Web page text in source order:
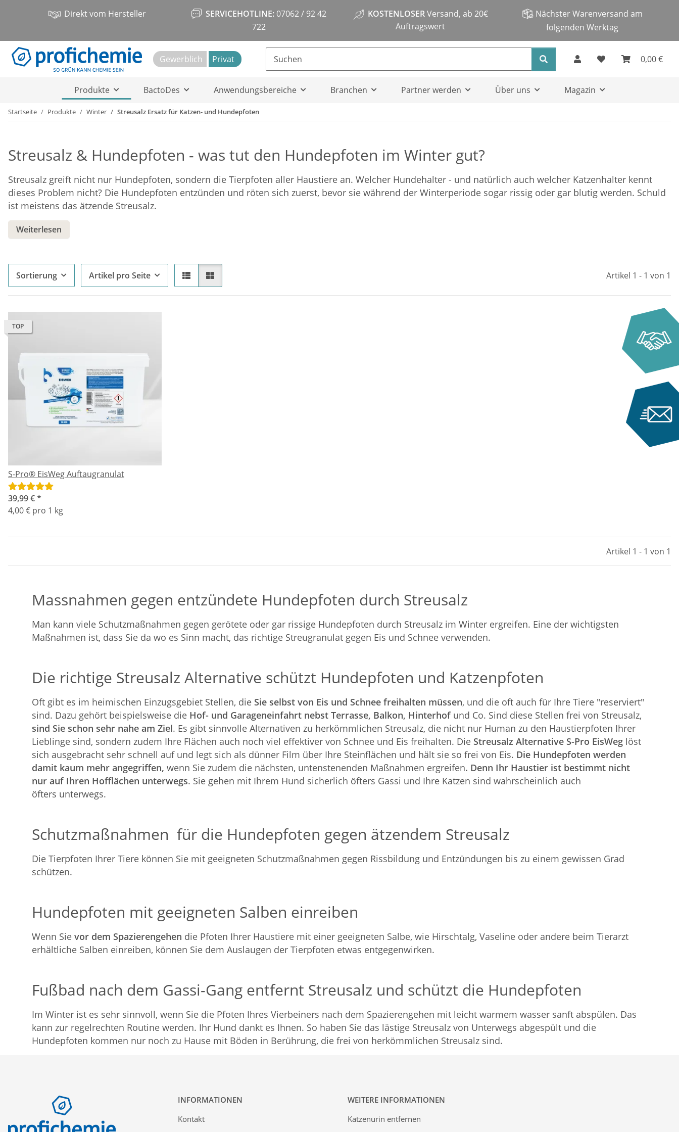
Direkt vom Hersteller SERVICEHOTLINE:07062 / 92 42
722
KOSTENLOSERVersand, ab 20€
Auftragswert
Nächster Warenversand am
folgenden Werktag
Gewerblich Privat 0,00 €
Produkte BactoDes Anwendungsbereiche Branchen Partner werden Über uns Magazin
Startseite Produkte Winter Streusalz Ersatz für Katzen- und Hundepfoten
Streusalz & Hundepfoten - was tut den Hundepfoten im Winter gut?
Streusalz greift nicht nur Hundepfoten, sondern die Tierpfoten aller Haustiere an. Welcher Hundehalter - und natürlich auch welcher Katzenhalter kennt
dieses Problem nicht? Die Hundepfoten entzünden und röten sich zuerst, bevor sie während der Winterperiode sogar rissig oder gar blutig werden. Schuld
ist meistens das ätzende Streusalz.
Weiterlesen
Sortierung Artikel pro Seite Artikel 1 - 1 von 1
TOP
S-Pro® EisWeg Auftaugranulat
39,99 €*
4,00 € pro 1 kg
Artikel 1 - 1 von 1
Massnahmen gegen entzündete Hundepfoten durch Streusalz
Man kann viele Schutzmaßnahmen gegen gerötete oder gar rissige Hundepfoten durch Streusalz im Winter ergreifen. Eine der wichtigsten
Maßnahmen ist, dass Sie da wo es Sinn macht, das richtige Streugranulat gegen Eis und Schnee verwenden.
Die richtige Streusalz Alternative schützt Hundepfoten und Katzenpfoten
Oft gibt es im heimischen Einzugsgebiet Stellen, die Sie selbst von Eis und Schnee freihalten müssen, und die oft auch für Ihre Tiere "reserviert"
sind. Dazu gehört beispielsweise die Hof- und Garageneinfahrt nebst Terrasse, Balkon, Hinterhofund Co. Sind diese Stellen frei von Streusalz,
sind Sie schon sehr nahe am Ziel. Es gibt sinnvolle Alternativen zu herkömmlichen Streusalz, die nicht nur Human zu den Haustierpfoten Ihrer
Lieblinge sind, sondern zudem Ihre Flächen auch noch viel effektiver von Schnee und Eis freihalten. Die Streusalz Alternative S-Pro EisWeg löst
sich ausgebracht sehr schnell auf und legt sich als dünner Film über Ihre Steinflächen und hält sie so frei von Eis. Die Hundepfoten werden
damit kaum mehr angegriffen, wenn Sie zudem die nächsten, untenstenenden Maßnahmen ergreifen. Denn Ihr Haustier ist bestimmt nicht
nur auf Ihren Hofflächen unterwegs. Sie gehen mit Ihrem Hund sicherlich öfters Gassi und Ihre Katzen sind wahrscheinlich auch
öfters unterwegs.
Schutzmaßnahmen für die Hundepfoten gegen ätzendem Streusalz
Die Tierpfoten Ihrer Tiere können Sie mit geeigneten Schutzmaßnahmen gegen Rissbildung und Entzündungen bis zu einem gewissen Grad
schützen.
Hundepfoten mit geeigneten Salben einreiben
Wenn Sie vor dem Spazierengehen die Pfoten Ihrer Haustiere mit einer geeigneten Salbe, wie Hirschtalg, Vaseline oder andere beim Tierarzt
erhältliche Salben einreiben, können Sie dem Auslaugen der Tierpfoten etwas entgegenwirken.
Fußbad nach dem Gassi-Gang entfernt Streusalz und schützt die Hundepfoten
Im Winter ist es sehr sinnvoll, wenn Sie die Pfoten Ihres Vierbeiners nach dem Spazierengehen mit leicht warmem wasser sanft abspülen. Das
kann zur regelrechten Routine werden. Ihr Hund dankt es Ihnen. So haben Sie das lästige Streusalz von Unterwegs abgespült und die
Hundepfoten kommen nur noch zu Hause mit Böden in Berührung, die frei von herkömmlichen Streusalz sind.
INFORMATIONEN
Kontakt
WEITERE INFORMATIONEN
Katzenurin entfernen